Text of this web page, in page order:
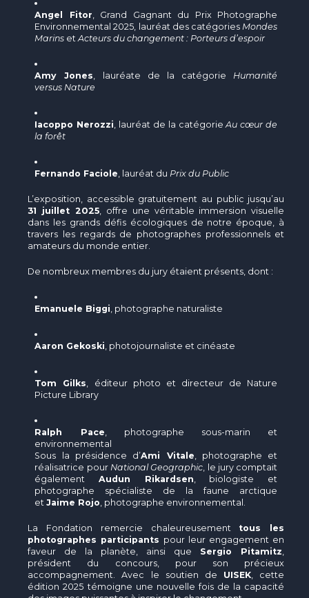
Angel Fitor , Grand Gagnant du Prix Photographe
Environnemental 2025, lauréat des catégories Mondes
Marins etActeurs du changement : Porteurs d’espoir
Amy Jones , lauréate de la catégorie Humanité
versus Nature
Iacoppo Nerozzi , lauréat de la catégorieAu cœur de
la forêt
Fernando Faciole , lauréat du Prix du Public
L’exposition, accessible gratuitement au public jusqu’au
31 juillet 2025 , offre une véritable immersion visuelle
dans les grands défis écologiques de notre époque, à
travers les regards de photographes professionnels et
amateurs du monde entier.
De nombreux membres du jury étaient présents, dont :
Emanuele Biggi , photographe naturaliste
Aaron Gekoski , photojournaliste et cinéaste
Tom Gilks , éditeur photo et directeur de Nature
Picture Library
Ralph Pace , photographe sous-marin et
environnemental
Sous la présidence d’Ami Vitale , photographe et
réalisatrice pour National Geographic , le jury comptait
égalementAudun Rikardsen , biologiste et
photographe spécialiste de la faune arctique
etJaime Rojo , photographe environnemental.
La Fondation remercie chaleureusement tous les
photographes participants pour leur engagement en
faveur de la planète, ainsi que Sergio Pitamitz
président du concours, pour son précieux
accompagnement. Avec le soutien de UISEK , cette
édition 2025 témoigne une nouvelle fois de la capacité